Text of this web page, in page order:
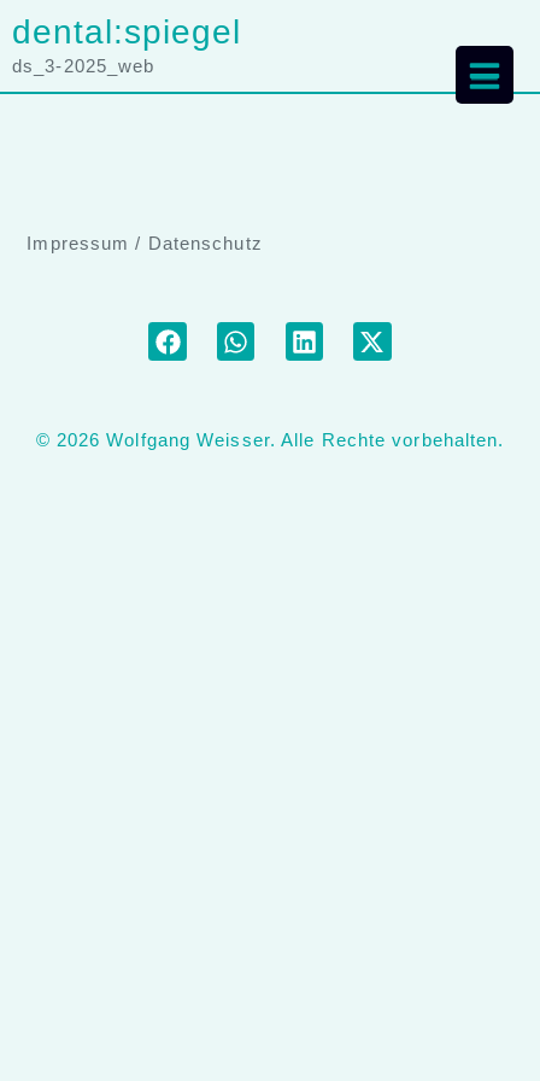
dental:spiegel
ds_3-2025_web
Impressum / Datenschutz
© 2026 Wolfgang Weisser. Alle Rechte vorbehalten.